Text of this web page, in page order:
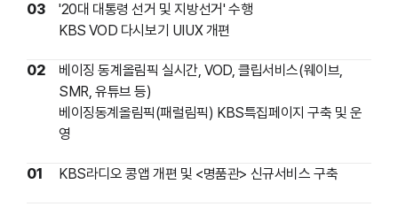
03
'20대 대통령 선거 및 지방선거' 수행
KBS VOD 다시보기 UIUX 개편
02
베이징 동계올림픽 실시간, VOD, 클립서비스(웨이브,
SMR, 유튜브 등)
베이징동계올림픽(패럴림픽) KBS특집페이지 구축 및 운
영
01 KBS라디오 콩앱 개편 및 <명품관> 신규서비스 구축